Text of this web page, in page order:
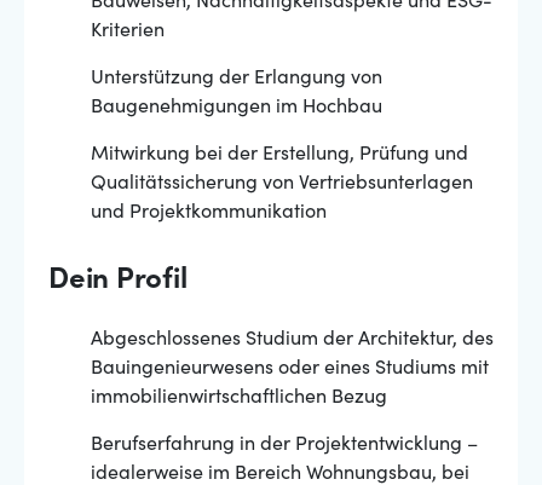
Kriterien
Unterstützung der Erlangung von
Baugenehmigungen im Hochbau
Mitwirkung bei der Erstellung, Prüfung und
Qualitätssicherung von Vertriebsunterlagen
und Projektkommunikation
Dein Profil
Abgeschlossenes Studium der Architektur, des
Bauingenieurwesens oder eines Studiums mit
immobilienwirtschaftlichen Bezug
Berufserfahrung in der Projektentwicklung –
idealerweise im Bereich Wohnungsbau, bei